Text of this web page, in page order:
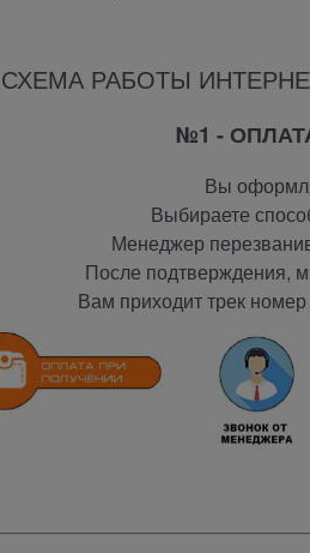
СХЕМА РАБОТЫ
№1 -
Вы
Выбираете
Менеджер
После подтверждения,
Вам приходит трек